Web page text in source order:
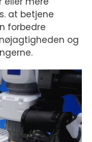
at betjene
forbedre
og